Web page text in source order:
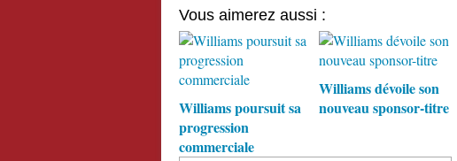
Vous aimerez aussi :
Williams poursuit sa
progression
commerciale
Williams dévoile son
nouveau sponsor-titre